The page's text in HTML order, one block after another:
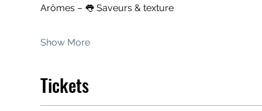
Arômes – 👅 Saveurs & texture
Show More
Tickets